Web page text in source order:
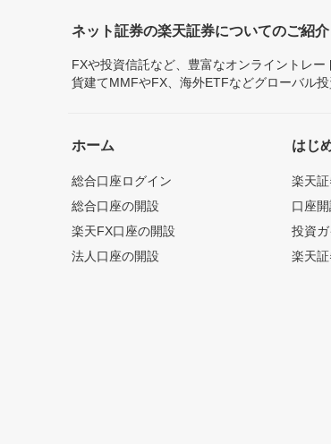
ネット証券の楽天証券についてのご紹介
FXや投資信託など、豊富なオンライントレ
貨建てMMFやFX、海外ETFなどグローバル
ホーム
総合口座ログイン
総合口座の開設
楽天FX口座の開設
法人口座の開設
はじ
楽天
口座
投資
楽天